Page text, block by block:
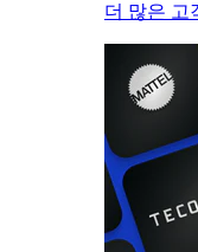
더 많은 고